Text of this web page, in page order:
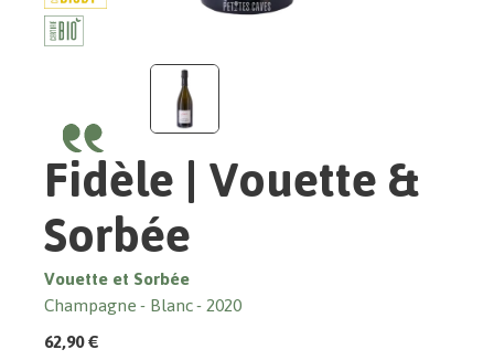
Fidèle | Vouette &
Sorbée
Vouette et Sorbée
Champagne Blanc 2020
62,90 €